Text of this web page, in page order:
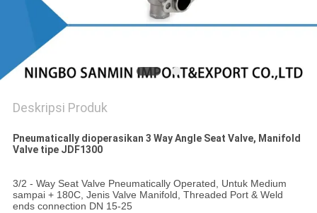
Deskripsi Produk
Pneumatically dioperasikan 3 Way Angle Seat Valve, Manifold
Valve tipe JDF1300
3/2 - Way Seat Valve Pneumatically Operated, Untuk Medium
sampai + 180C, Jenis Valve Manifold, Threaded Port & Weld
ends connection DN 15-25